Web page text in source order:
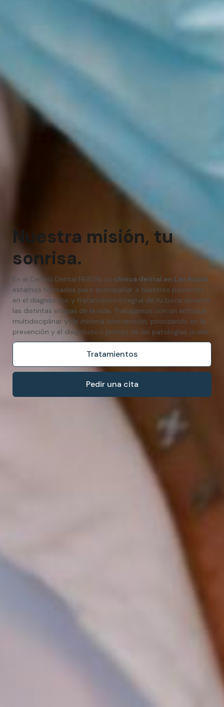
Nuestra misión, tu
sonrisa.
En el Centro Dental HERON, tu clínica dental en Las Rozas,
estamos formados para acompañar a nuestros pacientes
en el diagnóstico y tratamiento integral de tu boca durante
las distintas etapas de la vida. Trabajamos con un enfoque
multidisciplinar y de mínima intervención, priorizando en la
prevención y el diagnóstico precoz de las patologías orales.
Tratamientos
Pedir una cita